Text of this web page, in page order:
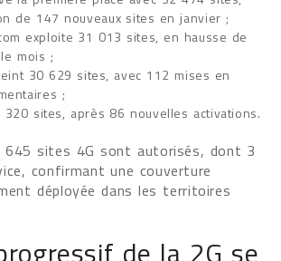
de 147 nouveaux sites en janvier ;
exploite 31 013 sites, en hausse de
mois ;
30 629 sites, avec 112 mises en
;
320 sites, après 86 nouvelles activations.
645 sites 4G sont autorisés, dont 3
confirmant une couverture
déployée dans les territoires